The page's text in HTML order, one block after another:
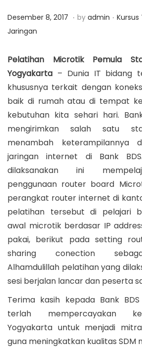
n
P
o
t
e
d
o
n
Desember 8, 2017 M
e
t
7
,
0
1
8
. by admin . P
t
e
d
i
n
Jaringan
Pelatihan Microtik Pemula
Yogyakarta – Dunia IT bidang
khususnya terkait dengan
baik di rumah atau di tempat
kebutuhan kita sehari hari.
mengirimkan salah satu
menambah keterampilannya
jaringan internet di Bank
dilaksanakan ini
penggunaan router board
perangkat router internet di
pelatihan tersebut di pelajari
awal microtik berdasar IP
pakai, berikut pada setting
sharing conection
Alhamdulillah pelatihan yang
sesi berjalan lancar dan peserta
Terima kasih kepada Bank
terlah mempercayakan
Yogyakarta untuk menjadi
guna meningkatkan kualitas SDM